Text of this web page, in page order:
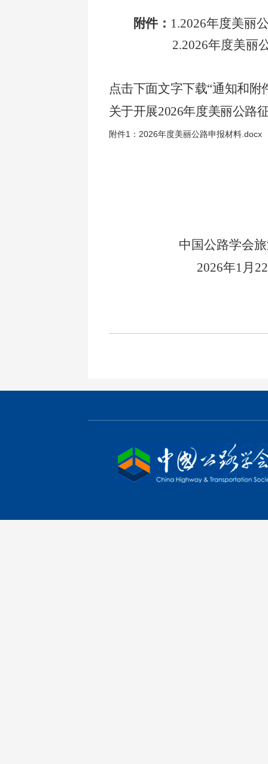
附件： 1.2026年度美丽
2.2026年度美丽
点击下面文字下载“通知和附
关于开展2026年度美丽公路
附件1：2026年度美丽公路申报材料.docx
中国公路学会
2026年1月